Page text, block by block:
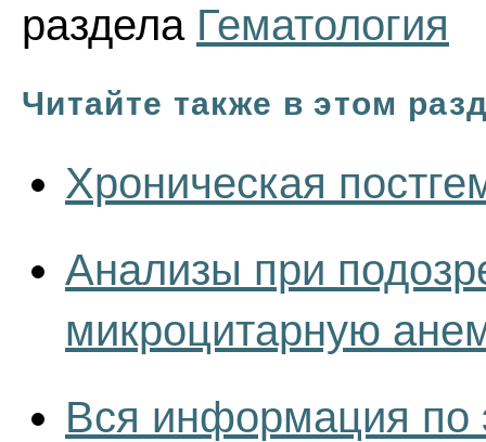
раздела Гематология
Читайте также в этом
Хроническая
Анализы при
микроцитарную
Вся информация по